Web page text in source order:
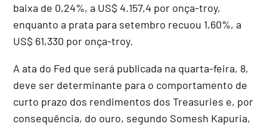
baixa de 0,24%, a US$ 4.157,4 por onça-troy,
enquanto a prata para setembro recuou 1,60%, a
US$ 61,330 por onça-troy.
A ata do Fed que será publicada na quarta-feira, 8,
deve ser determinante para o comportamento de
curto prazo dos rendimentos dos Treasuries e, por
consequência, do ouro, segundo Somesh Kapuria,